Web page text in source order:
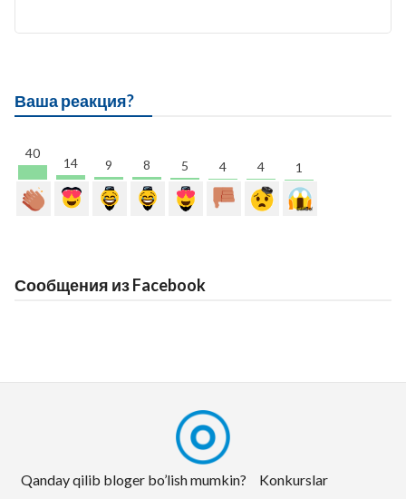
Ваша реакция?
40
14 9 8 5 4 4 1
Сообщения из Facebook
Qanday qilib bloger bo’lish mumkin? Konkurslar